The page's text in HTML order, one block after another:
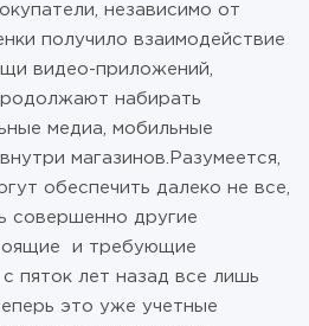
независимо от
получило взаимодействие
видео-приложений,
набирать
медиа, мобильные
магазинов.Разумеется,
обеспечить далеко не все,
совершенно другие
и требующие
пяток лет назад все лишь
это уже учетные